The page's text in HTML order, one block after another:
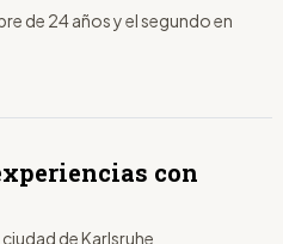
de 24 años y el segundo en
con
de Karlsruhe